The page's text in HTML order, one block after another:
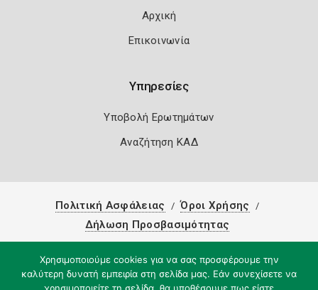
Αρχική
Επικοινωνία
Υπηρεσίες
Υποβολή Ερωτημάτων
Αναζήτηση ΚΑΔ
Πολιτική Ασφάλειας
Όροι Χρήσης
Δήλωση Προσβασιμότητας
Χρησιμοποιούμε cookies για να σας προσφέρουμε την
καλύτερη δυνατή εμπειρία στη σελίδα μας. Εάν συνεχίσετε να